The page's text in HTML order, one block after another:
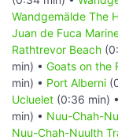
Wandgemälde The
Juan de Fuca
Rathtrevor Beach
min) • Goats on the
min) • Port Alberni
Ucluelet (0:36 min) •
min) • Nuu-Chah-
Nuu-Chah-Nuulth